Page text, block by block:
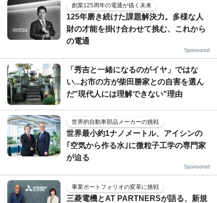
創業125周年の電通が描く未来
125年磨き続けた課題解決力。多様な人
財の才能を掛け合わせて挑む、これから
の電通
Sponsored
「秀吉と一緒になるのがイヤ」ではな
い...お市の方が柴田勝家との自害を選ん
だ"現代人には理解できない"理由
世界的自動車部品メーカーの挑戦
世界最小約1ナノメートル、アイシンの
｢空気から作る水｣に微粒子工学の専門家
が迫る
Sponsored
事業ポートフォリオの変革に挑戦
三菱電機とAT PARTNERSが語る、新規